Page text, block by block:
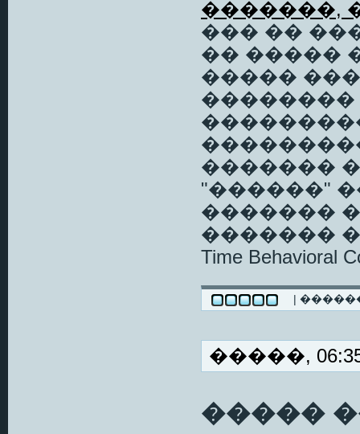
�������,
��� ��
�� �����
�����
��������
�������
"������"
�������
�������
Time Behavioral
|
�����,
�����